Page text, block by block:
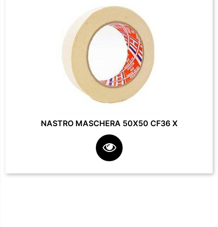
NASTRO MASCHERA 50X50 CF36 X